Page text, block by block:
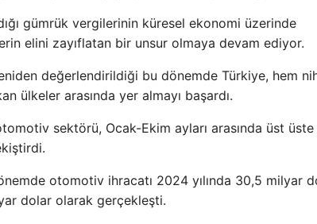
gümrük vergilerinin küresel ekonomi üzerinde
elini zayıflatan bir unsur olmaya devam ediyor.
değerlendirildiği bu dönemde Türkiye, hem
ülkeler arasında yer almayı başardı.
sektörü, Ocak-Ekim ayları arasında üst
otomotiv ihracatı 2024 yılında 30,5 milyar
dolar olarak gerçekleşti.